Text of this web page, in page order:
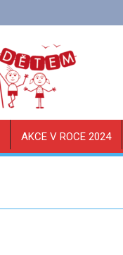
AKCE V ROCE 2024